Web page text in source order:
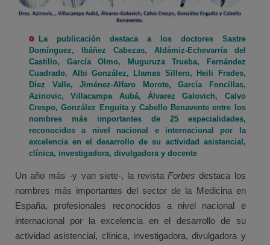
La publicación destaca a los doctores Sastre
Domínguez, Ibáñez Cabezas, Aldámiz-Echevarría del
Castillo, García Olmo, Muguruza Trueba, Fernández
Cuadrado, Albi González, Llamas Sillero, Heili Frades,
Díez Valle, Jiménez-Alfaro Morote, García Foncillas,
Azinovic, Villacampa Aubá, Álvarez Galovich, Calvo
Crespo, González Enguita y Cabello Benavente entre los
nombres más importantes de 25 especialidades,
reconocidos a nivel nacional e internacional por la
excelencia en el desarrollo de su actividad asistencial,
clínica, investigadora, divulgadora y docente
Un año más -y van siete-, la revistaForbes destaca los
nombres más importantes del sector de la Medicina en
España, profesionales reconocidos a nivel nacional e
internacional por la excelencia en el desarrollo de su
actividad asistencial, clínica, investigadora, divulgadora y